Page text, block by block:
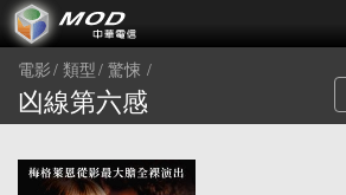
電影 類型 驚悚
凶線第六感